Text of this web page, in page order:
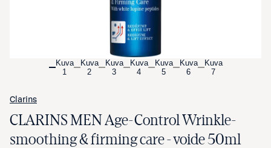
Kuva
1
Kuva
2
Kuva
3
Kuva
4
Kuva
5
Kuva
6
Kuva
7
Clarins
CLARINS MEN Age-Control Wrinkle-
smoothing & firming care - voide 50ml